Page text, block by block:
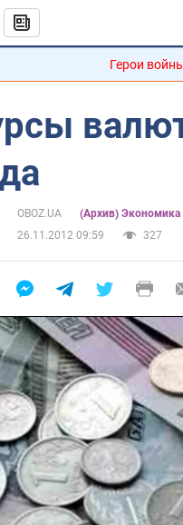
Герои
OBOZ.UA
(Архив) Экономика
26.11.2012 09:59
327